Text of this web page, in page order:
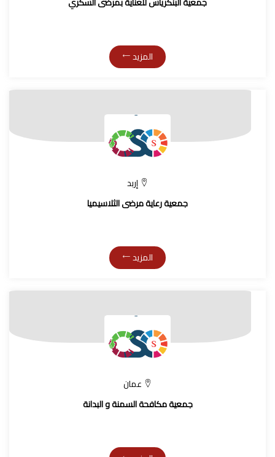
المزيد
إربد
جمعية رعاية مرضى الثلاسيميا
المزيد
عمان
جمعية مكافحة السمنة و البدانة